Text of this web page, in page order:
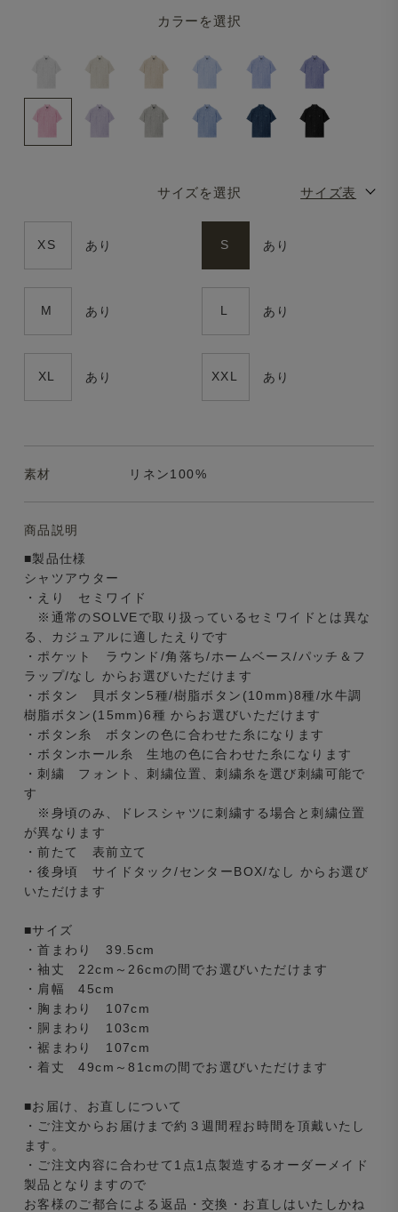
カラーを選択
サイズを選択 サイズ表
XS あり S あり
M あり L あり
XL あり XXL あり
素材 リネン100%
商品説明
■製品仕様
シャツアウター
・えり セミワイド
※通常のSOLVEで取り扱っているセミワイドとは異な
る、カジュアルに適したえりです
・ポケット ラウンド/角落ち/ホームベース/パッチ＆フ
ラップ/なし からお選びいただけます
・ボタン 貝ボタン5種/樹脂ボタン(10mm)8種/水牛調
樹脂ボタン(15mm)6種 からお選びいただけます
・ボタン糸 ボタンの色に合わせた糸になります
・ボタンホール糸 生地の色に合わせた糸になります
・刺繍 フォント、刺繍位置、刺繍糸を選び刺繍可能で
す
※身頃のみ、ドレスシャツに刺繍する場合と刺繍位置
が異なります
・前たて 表前立て
・後身頃 サイドタック/センターBOX/なし からお選び
いただけます
■サイズ
・首まわり 39.5cm
・袖丈 22cm～26cmの間でお選びいただけます
・肩幅 45cm
・胸まわり 107cm
・胴まわり 103cm
・裾まわり 107cm
・着丈 49cm～81cmの間でお選びいただけます
■お届け、お直しについて
・ご注文からお届けまで約３週間程お時間を頂戴いたし
ます。
・ご注文内容に合わせて1点1点製造するオーダーメイド
製品となりますので
お客様のご都合による返品・交換・お直しはいたしかね